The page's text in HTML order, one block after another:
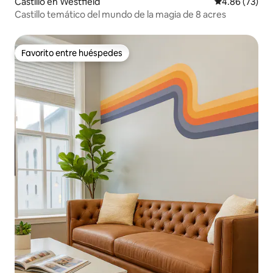
Castillo temático del mundo de la magia de 8 acres
Favorito entre huéspedes
Favorito entre huéspedes